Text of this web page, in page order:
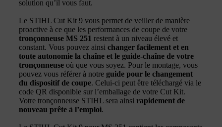
solution qu’il vous faut.
Le STIHL Cut Kit 9 vous permet de veiller de manière
proactive à ce que les performances de coupe de votre
tronçonneuse MS 251 restent à un niveau élevé et
constant. Vous pouvez ainsi changer facilement et en
toute autonomie la chaîne et le guide-chaîne de votre
tronçonneuse où que vous soyez. Pour le montage, vous
pouvez vous référer à notre guide pour le changement
du dispositif de coupe. Celui-ci peut être téléchargé via le
code QR disponible sur l’emballage de votre Cut Kit.
Votre tronçonneuse STIHL sera ainsi rapidement de
nouveau prête à l’emploi.